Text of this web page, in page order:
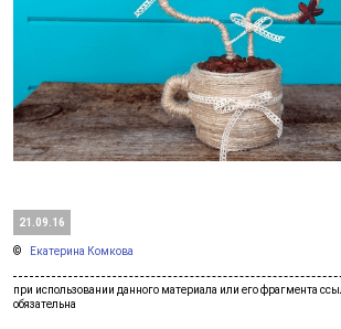
21.09.16
Екатерина Комкова